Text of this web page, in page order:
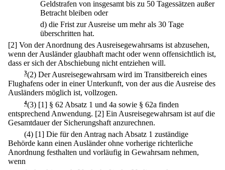
Geldstrafen von insgesamt bis zu 50 Tagessätzen außer
Betracht bleiben oder
d) die Frist zur Ausreise um mehr als 30 Tage
überschritten hat.
[2] Von der Anordnung des Ausreisegewahrsams ist abzusehen,
wenn der Ausländer glaubhaft macht oder wenn offensichtlich ist,
dass er sich der Abschiebung nicht entziehen will.
3(2) Der Ausreisegewahrsam wird im Transitbereich eines
Flughafens oder in einer Unterkunft, von der aus die Ausreise des
Ausländers möglich ist, vollzogen.
4(3) [1] § 62 Absatz 1 und 4a sowie § 62a finden
entsprechend Anwendung. [2] Ein Ausreisegewahrsam ist auf die
Gesamtdauer der Sicherungshaft anzurechnen.
(4) [1] Die für den Antrag nach Absatz 1 zuständige
Behörde kann einen Ausländer ohne vorherige richterliche
Anordnung festhalten und vorläufig in Gewahrsam nehmen,
wenn